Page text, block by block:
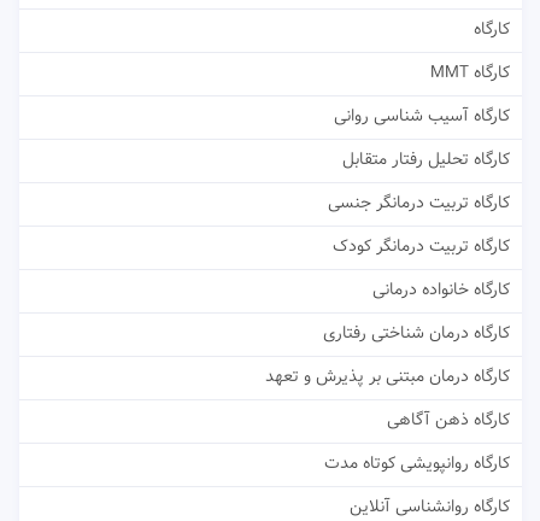
کارگاه
کارگاه MMT
کارگاه آسیب شناسی روانی
کارگاه تحلیل رفتار متقابل
کارگاه تربیت درمانگر جنسی
کارگاه تربیت درمانگر کودک
کارگاه خانواده درمانی
کارگاه درمان شناختی رفتاری
کارگاه درمان مبتنی بر پذیرش و تعهد
کارگاه ذهن آگاهی
کارگاه روانپویشی کوتاه مدت
کارگاه روانشناسی آنلاین